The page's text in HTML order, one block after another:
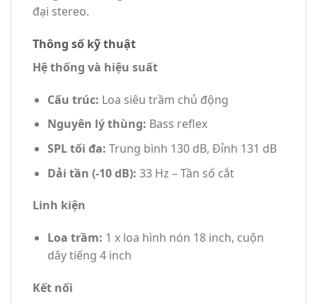
đại stereo.
Thông số kỹ thuật
Hệ thống và hiệu suất
Cấu trúc: Loa siêu trầm chủ động
Nguyên lý thùng: Bass reflex
SPL tối đa: Trung bình 130 dB, Đỉnh 131 dB
Dải tần (-10 dB): 33 Hz – Tần số cắt
Linh kiện
Loa trầm: 1 x loa hình nón 18 inch, cuộn
dây tiếng 4 inch
Kết nối